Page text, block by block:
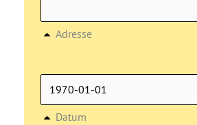
Adresse
Datum